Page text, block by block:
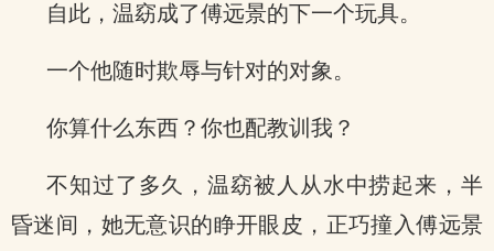
自此，温窈成了傅远景的下一个玩具。
一个他随时欺辱与针对的对象。
你算什么东西？你也配教训我？
不知过了多久，温窈被人从水中捞起来，半
昏迷间，她无意识的睁开眼皮，正巧撞入傅远景